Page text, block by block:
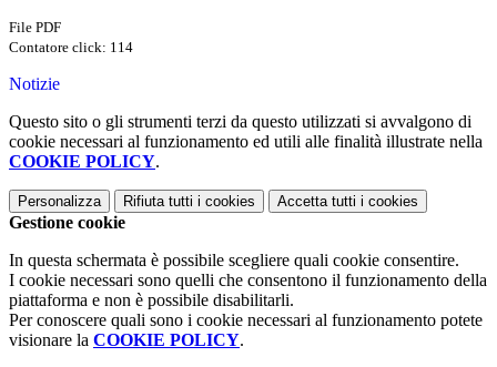
File PDF
Contatore click: 114
Notizie
Questo sito o gli strumenti terzi da questo utilizzati si avvalgono di
cookie necessari al funzionamento ed utili alle finalità illustrate nella
COOKIE POLICY.
Personalizza Rifiuta tutti i cookies Accetta tutti i cookies
Gestione cookie
In questa schermata è possibile scegliere quali cookie consentire.
I cookie necessari sono quelli che consentono il funzionamento della
piattaforma e non è possibile disabilitarli.
Per conoscere quali sono i cookie necessari al funzionamento potete
visionare la COOKIE POLICY.